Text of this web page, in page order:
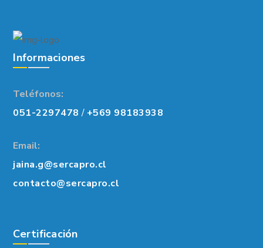
Informaciones
Teléfonos:
051-2297478 / +569 98183938
Email:
jaina.g@sercapro.cl
contacto@sercapro.cl
Certificación